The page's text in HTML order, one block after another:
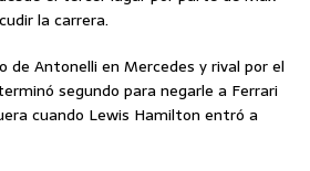
la carrera.
de Antonelli en Mercedes y rival por el
segundo para negarle a Ferrari
cuando Lewis Hamilton entró a